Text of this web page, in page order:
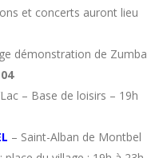
et concerts auront lieu
démonstration de Zumba
– Base de loisirs – 19h
– Saint-Alban de Montbel